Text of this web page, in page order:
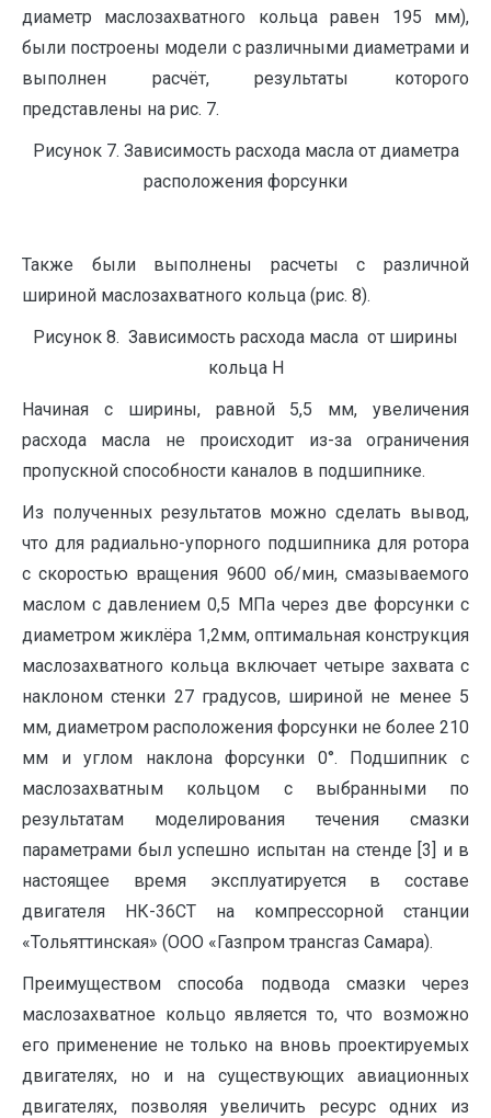
диаметр маслозахватного кольца равен 195 мм),
были построены модели с различными диаметрами и
выполнен расчёт, результаты которого
представлены на рис. 7.
Рисунок 7. Зависимость расхода масла от диаметра
расположения форсунки
Также были выполнены расчеты с различной
шириной маслозахватного кольца (рис. 8).
Рисунок 8. Зависимость расхода масла от ширины
кольца H
Начиная с ширины, равной 5,5 мм, увеличения
расхода масла не происходит из-за ограничения
пропускной способности каналов в подшипнике.
Из полученных результатов можно сделать вывод,
что для радиально-упорного подшипника для ротора
с скоростью вращения 9600 об/мин, смазываемого
маслом с давлением 0,5 МПа через две форсунки с
диаметром жиклёра 1,2мм, оптимальная конструкция
маслозахватного кольца включает четыре захвата с
наклоном стенки 27 градусов, шириной не менее 5
мм, диаметром расположения форсунки не более 210
мм и углом наклона форсунки 0°. Подшипник с
маслозахватным кольцом с выбранными по
результатам моделирования течения смазки
параметрами был успешно испытан на стенде [3] и в
настоящее время эксплуатируется в составе
двигателя НК-36СТ на компрессорной станции
«Тольяттинская» (ООО «Газпром трансгаз Самара).
Преимуществом способа подвода смазки через
маслозахватное кольцо является то, что возможно
его применение не только на вновь проектируемых
двигателях, но и на существующих авиационных
двигателях, позволяя увеличить ресурс одних из